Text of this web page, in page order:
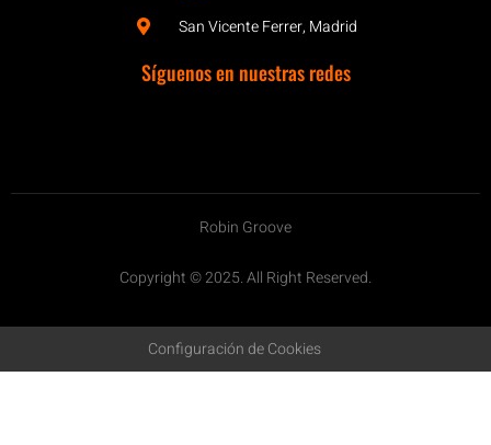
San Vicente Ferrer, Madrid
Síguenos en nuestras redes
Robin Groove
Copyright © 2025. All Right Reserved.
Configuración de Cookies